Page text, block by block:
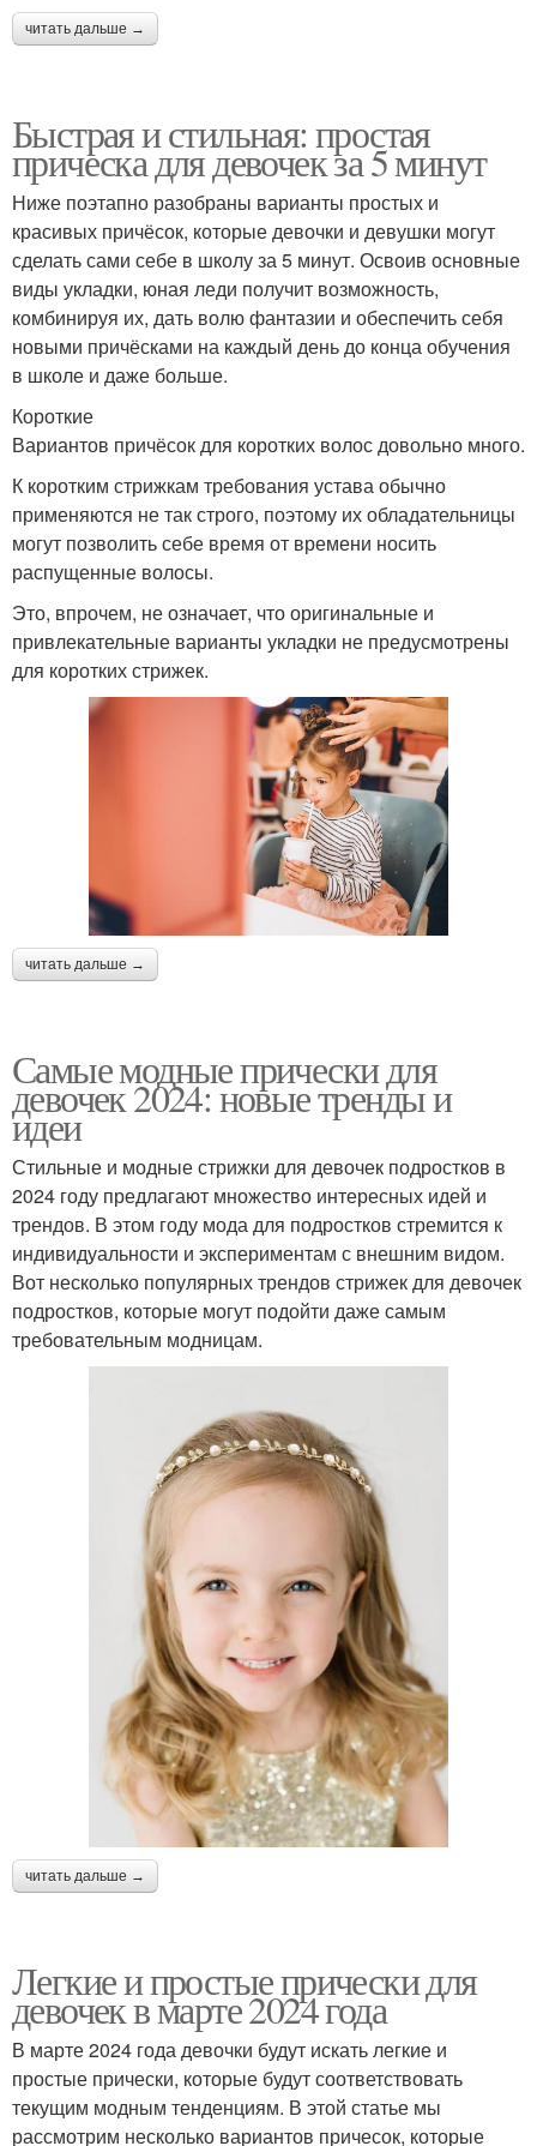
старшеклассниц
Прически с заколками Косички для девочек
Прически на средние
волосы
Прически для
Стильные прически
Прическа на короткие
волосы
Прически в школу Быстрые прически
Девочки в садик
Прическа из хвостиков Прически для садика
Прическа с бубликом
Прическа на длинные
волосы
Прически с резинками
Прическа из резинок
Девочки на короткие
волосы
Прически с бантами
Праздничные прически
читать дальше →
Быстрая и стильная: простая
прическа для девочек за 5 минут
Ниже поэтапно разобраны варианты простых и
красивых причёсок, которые девочки и девушки могут
сделать сами себе в школу за 5 минут. Освоив основные
виды укладки, юная леди получит возможность,
комбинируя их, дать волю фантазии и обеспечить себя
новыми причёсками на каждый день до конца обучения
в школе и даже больше.
Короткие
Вариантов причёсок для коротких волос довольно много.
К коротким стрижкам требования устава обычно
применяются не так строго, поэтому их обладательницы
могут позволить себе время от времени носить
распущенные волосы.
Это, впрочем, не означает, что оригинальные и
привлекательные варианты укладки не предусмотрены
для коротких стрижек.
читать дальше →
Самые модные прически для
девочек 2024: новые тренды и
идеи
Стильные и модные стрижки для девочек подростков в
2024 году предлагают множество интересных идей и
трендов. В этом году мода для подростков стремится к
индивидуальности и экспериментам с внешним видом.
Вот несколько популярных трендов стрижек для девочек
подростков, которые могут подойти даже самым
требовательным модницам.
читать дальше →
Легкие и простые прически для
девочек в марте 2024 года
В марте 2024 года девочки будут искать легкие и
простые прически, которые будут соответствовать
текущим модным тенденциям. В этой статье мы
рассмотрим несколько вариантов причесок, которые